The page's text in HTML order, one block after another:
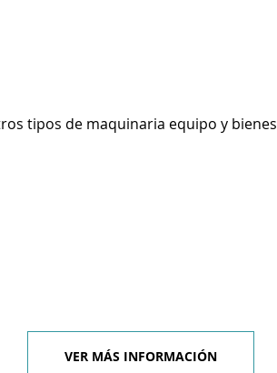
tipos de maquinaria equipo y bienes
VER MÁS INFORMACIÓN